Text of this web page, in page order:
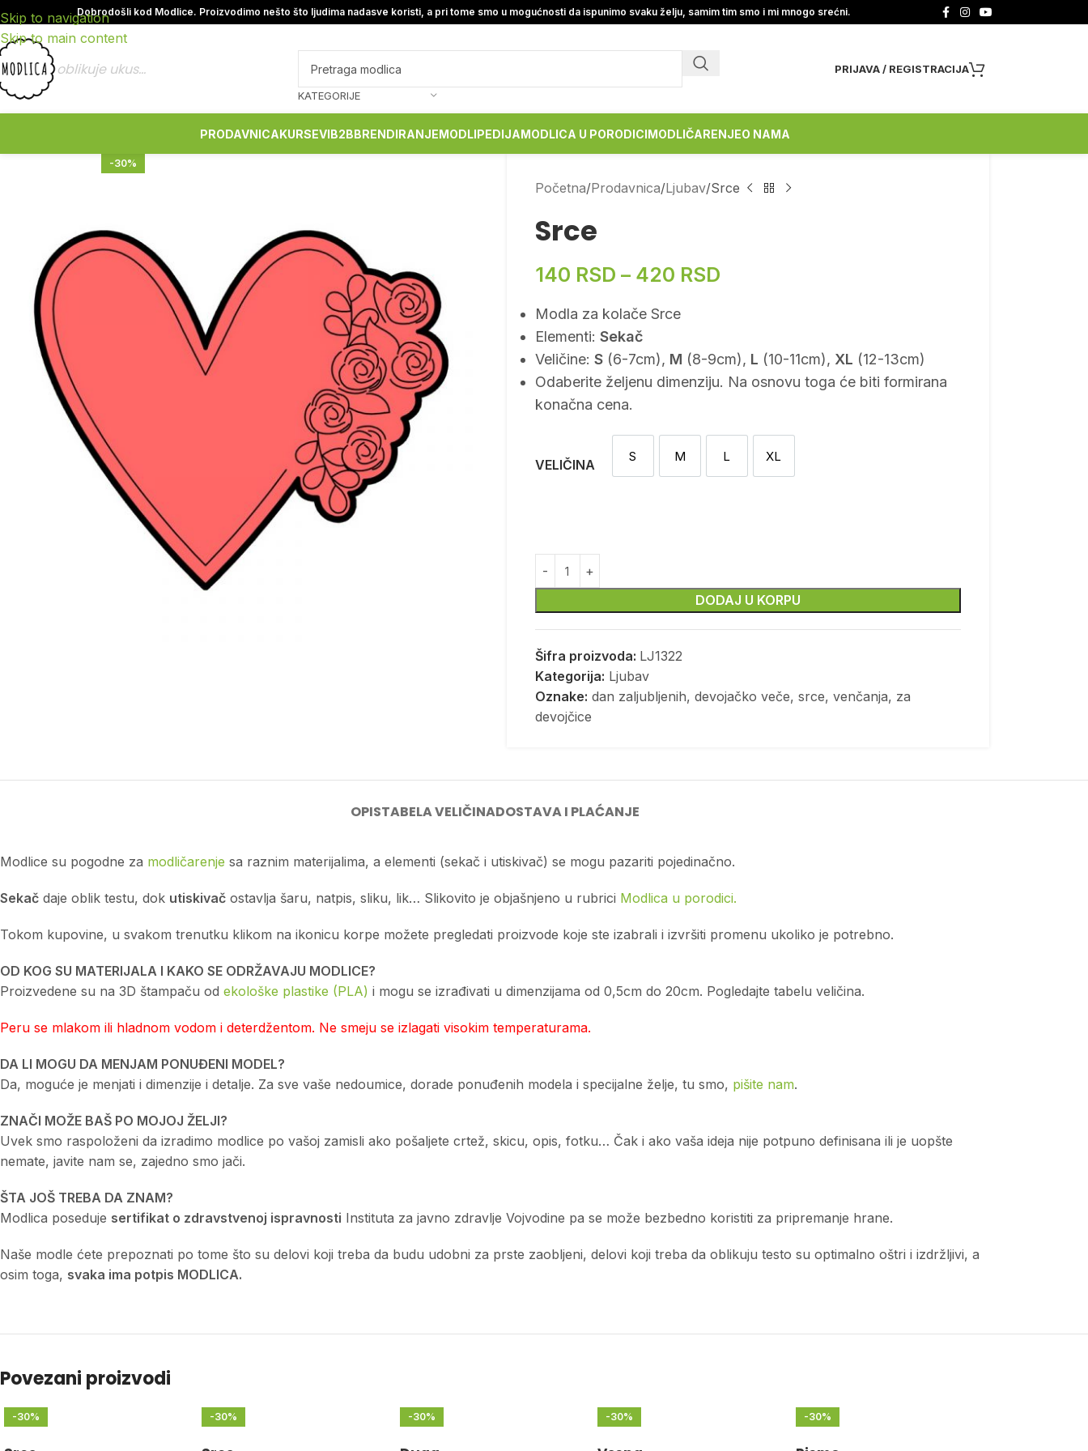
Skip to navigation
Skip to main content
Dobrodošli kod Modlice. Proizvodimo nešto što ljudima nadasve koristi, a pri tome smo u mogućnosti da ispunimo svaku želju, samim tim smo i mi mnogo srećni.
oblikuje ukus...
KATEGORIJE
PRIJAVA / REGISTRACIJA
PRODAVNICAKURSEVIB2BBRENDIRANJEMODLIPEDIJAMODLICA U PORODICIMODLIČARENJEO NAMA
-30%
Početna Prodavnica Ljubav Srce
Srce
140 RSD – 420 RSD
Modla za kolače Srce
Elementi: Sekač
Veličine: S(6-7cm), M (8-9cm), L (10-11cm), XL (12-13cm)
Odaberite željenu dimenziju. Na osnovu toga će biti formirana
konačna cena.
VELIČINA
S
S M
M LL XL
XL
DODAJ U KORPU
Šifra proizvoda: LJ1322
Kategorija: Ljubav
Oznake: dan zaljubljenih, devojačko veče, srce, venčanja, za
devojčice
OPISTABELA VELIČINADOSTAVA I PLAĆANJE
Modlice su pogodne za modličarenje sa raznim materijalima, a elementi (sekač i utiskivač) se mogu pazariti pojedinačno.
Sekač daje oblik testu, dok utiskivač ostavlja šaru, natpis, sliku, lik… Slikovito je objašnjeno u rubrici Modlica u porodici.
Tokom kupovine, u svakom trenutku klikom na ikonicu korpe možete pregledati proizvode koje ste izabrali i izvršiti promenu ukoliko je potrebno.
OD KOG SU MATERIJALA I KAKO SE ODRŽAVAJU MODLICE?
Proizvedene su na 3D štampaču od ekološke plastike (PLA) i mogu se izrađivati u dimenzijama od 0,5cm do 20cm. Pogledajte tabelu veličina.
Peru se mlakom ili hladnom vodom i deterdžentom. Ne smeju se izlagati visokim temperaturama.
DA LI MOGU DA MENJAM PONUĐENI MODEL?
Da, moguće je menjati i dimenzije i detalje. Za sve vaše nedoumice, dorade ponuđenih modela i specijalne želje, tu smo, pišite nam.
ZNAČI MOŽE BAŠ PO MOJOJ ŽELJI?
Uvek smo raspoloženi da izradimo modlice po vašoj zamisli ako pošaljete crtež, skicu, opis, fotku… Čak i ako vaša ideja nije potpuno definisana ili je uopšte
nemate, javite nam se, zajedno smo jači.
ŠTA JOŠ TREBA DA ZNAM?
Modlica poseduje sertifikat o zdravstvenoj ispravnosti Instituta za javno zdravlje Vojvodine pa se može bezbedno koristiti za pripremanje hrane.
Naše modle ćete prepoznati po tome što su delovi koji treba da budu udobni za prste zaobljeni, delovi koji treba da oblikuju testo su optimalno oštri i izdržljivi, a
osim toga, svaka ima potpis MODLICA.
Povezani proizvodi
-30% -30% -30% -30% -30%